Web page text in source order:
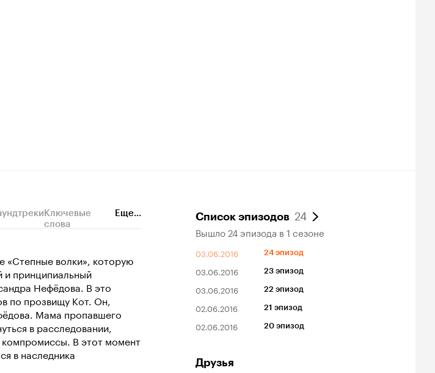
Ключевые
слова
Еще...
«Степные волки», которую
и принципиальный
Нефёдова. В это
по прозвищу Кот. Он,
Мама пропавшего
в расследовании,
компромиссы. В этот момент
в наследника
Список эпизодов 24
Вышло 24 эпизода в 1 сезоне
03.06.2016 24 эпизод
03.06.2016 23 эпизод
03.06.2016 22 эпизод
02.06.2016 21 эпизод
02.06.2016 20 эпизод
Друзья